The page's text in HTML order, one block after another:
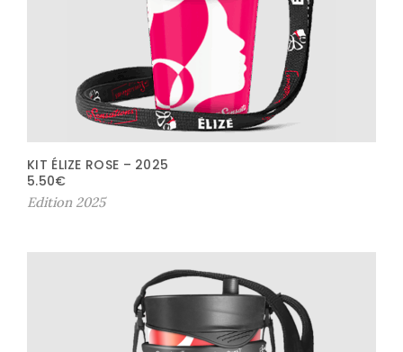
KIT ÉLIZE ROSE – 2025
5.50€
Edition 2025